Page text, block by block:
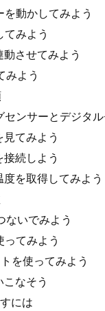
動かしてみよう
みよう
させてみよう
みよう
ンサーとデジタル
てみよう
続しよう
を取得してみよう
ないでみよう
てみよう
を使ってみよう
なそう
には